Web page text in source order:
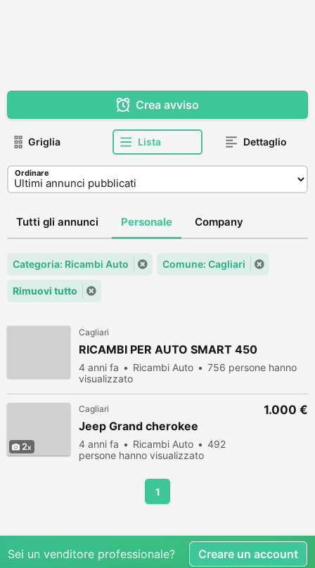
Crea avviso
Griglia Lista Dettaglio
Ordinare
Tutti gli annunci Personale Company
Categoria: Ricambi Auto Comune: Cagliari
Rimuovi tutto
Cagliari
RICAMBI PER AUTO SMART 450
4 anni fa Ricambi Auto
756 persone hanno
visualizzato
2
Cagliari
Jeep Grand cherokee
4 anni fa Ricambi Auto
492
persone hanno visualizzato
1.000 €
1
Sei un venditore professionale? Creare un account